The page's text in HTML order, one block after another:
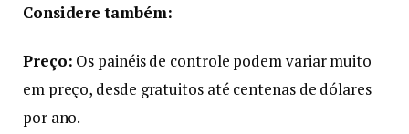
Considere também:
Preço: Os painéis de controle podem variar muito
em preço, desde gratuitos até centenas de dólares
por ano.